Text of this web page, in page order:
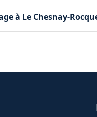
complexes. Votre
à Le Chesnay-